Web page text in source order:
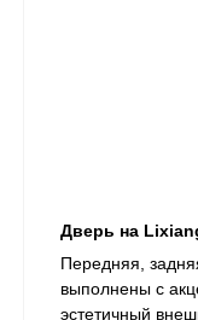
Дверь на
Передняя,
выполнены с
эстетичный